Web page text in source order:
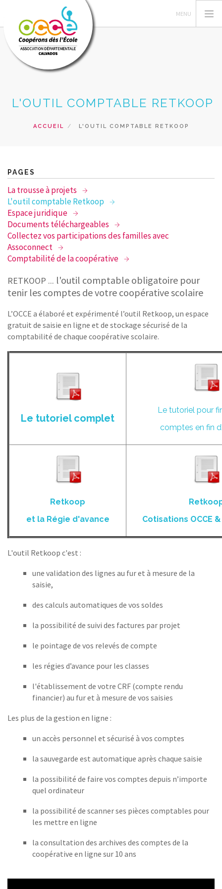
GESTION DE LA COOPERATIVE
RECHERCHER
CONTACT
L'OUTIL COMPTABLE RETKOOP
ACCUEIL L'OUTIL COMPTABLE RETKOOP
PAGES
La trousse à projets
L'outil comptable Retkoop
Espace juridique
Documents téléchargeables
Collectez vos participations des familles avec
Assoconnect
Comptabilité de la coopérative
RETKOOP ... l'outil comptable obligatoire pour
tenir les comptes de votre coopérative scolaire
L’OCCE a élaboré et expérimenté l’outil Retkoop, un espace
gratuit de saisie en ligne et de stockage sécurisé de la
comptabilité de chaque coopérative scolaire.
Le tutoriel complet
Le tutoriel pour
comptes en fin
Retkoop
et la Régie d'avance
Cotisations OCCE
L'outil Retkoop c'est :
une validation des lignes au fur et à mesure de la
saisie,
des calculs automatiques de vos soldes
la possibilité de suivi des factures par projet
le pointage de vos relevés de compte
les régies d’avance pour les classes
l'établissement de votre CRF (compte rendu
financier) au fur et à mesure de vos saisies
Les plus de la gestion en ligne :
un accès personnel et sécurisé à vos comptes
la sauvegarde est automatique après chaque saisie
la possibilité de faire vos comptes depuis n’importe
quel ordinateur
la possibilité de scanner ses pièces comptables pour
les mettre en ligne
la consultation des archives des comptes de la
coopérative en ligne sur 10 ans